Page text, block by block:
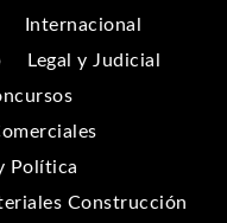
Internacional
Legal y Judicial
Política
Construcción